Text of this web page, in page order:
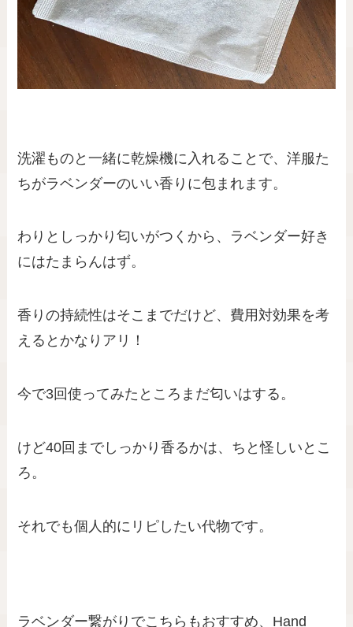
洗濯ものと一緒に乾燥機に入れることで、洋服た
ちがラベンダーのいい香りに包まれます。
わりとしっかり匂いがつくから、ラベンダー好き
にはたまらんはず。
香りの持続性はそこまでだけど、費用対効果を考
えるとかなりアリ！
今で3回使ってみたところまだ匂いはする。
けど40回までしっかり香るかは、ちと怪しいとこ
ろ。
それでも個人的にリピしたい代物です。
ラベンダー繋がりでこちらもおすすめ、Hand